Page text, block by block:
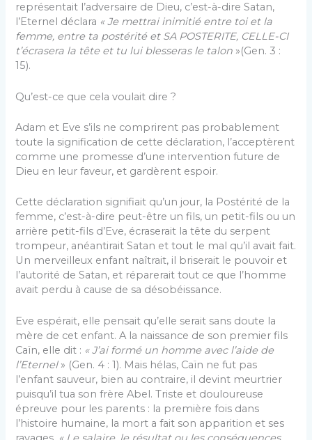
représentait l’adversaire de Dieu, c’est-à-dire Satan,
l’Eternel déclara « Je mettrai inimitié entre toi et la
femme, entre ta postérité et SA POSTERITE, CELLE-CI
t’écrasera la tête et tu lui blesseras le talon »(Gen. 3 :
15).
Qu’est-ce que cela voulait dire ?
Adam et Eve s’ils ne comprirent pas probablement
toute la signification de cette déclaration, l’acceptèrent
comme une promesse d’une intervention future de
Dieu en leur faveur, et gardèrent espoir.
Cette déclaration signifiait qu’un jour, la Postérité de la
femme, c’est-à-dire peut-être un fils, un petit-fils ou un
arrière petit-fils d’Eve, écraserait la tête du serpent
trompeur, anéantirait Satan et tout le mal qu’il avait fait.
Un merveilleux enfant naîtrait, il briserait le pouvoir et
l’autorité de Satan, et réparerait tout ce que l’homme
avait perdu à cause de sa désobéissance.
Eve espérait, elle pensait qu’elle serait sans doute la
mère de cet enfant. A la naissance de son premier fils
Caïn, elle dit : « J’ai formé un homme avec l’aide de
l’Eternel » (Gen. 4 : 1). Mais hélas, Caïn ne fut pas
l’enfant sauveur, bien au contraire, il devint meurtrier
puisqu’il tua son frère Abel. Triste et douloureuse
épreuve pour les parents : la première fois dans
l’histoire humaine, la mort a fait son apparition et ses